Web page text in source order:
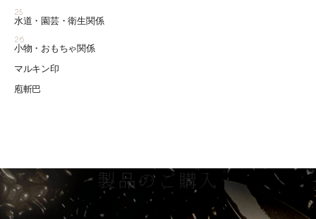
25
水道・園芸・衛生関係
26
小物・おもちゃ関係
マルキン印
庖斬巴
製品のご購入